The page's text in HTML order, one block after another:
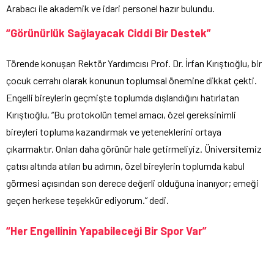
Arabacı ile akademik ve idari personel hazır bulundu.
“Görünürlük Sağlayacak Ciddi Bir Destek”
Törende konuşan Rektör Yardımcısı Prof. Dr. İrfan Kırıştıoğlu, bir
çocuk cerrahı olarak konunun toplumsal önemine dikkat çekti.
Engelli bireylerin geçmişte toplumda dışlandığını hatırlatan
Kırıştıoğlu, “Bu protokolün temel amacı, özel gereksinimli
bireyleri topluma kazandırmak ve yeteneklerini ortaya
çıkarmaktır. Onları daha görünür hale getirmeliyiz. Üniversitemiz
çatısı altında atılan bu adımın, özel bireylerin toplumda kabul
görmesi açısından son derece değerli olduğuna inanıyor; emeği
geçen herkese teşekkür ediyorum.” dedi.
“Her Engellinin Yapabileceği Bir Spor Var”